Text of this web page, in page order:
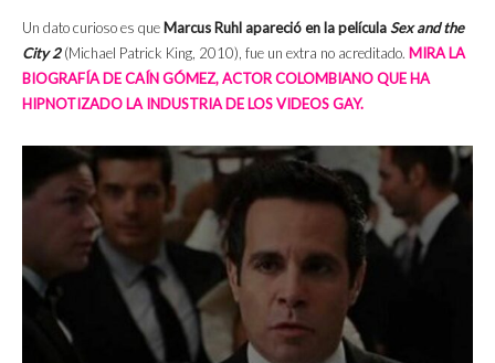
Un dato curioso es que Marcus Ruhl apareció en la películaSex and the
City 2(Michael Patrick King, 2010), fue un extra no acreditado. MIRA LA
BIOGRAFÍA DE CAÍN GÓMEZ, ACTOR COLOMBIANO QUE HA
HIPNOTIZADO LA INDUSTRIA DE LOS VIDEOS GAY.